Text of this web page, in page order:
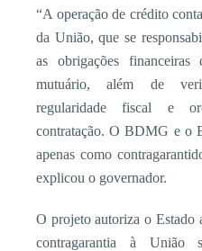
“A operação de crédito
da União, que se
as obrigações financeiras
mutuário, além de
regularidade fiscal e
contratação. O BDMG e o
apenas como
explicou o governador.
O projeto autoriza o Estado
contragarantia à União